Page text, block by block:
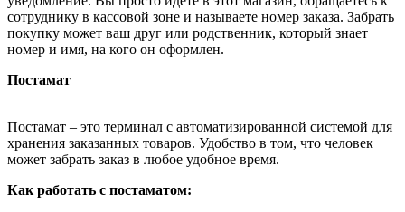
сотруднику в кассовой зоне и называете номер заказа. Забрать
покупку может ваш друг или родственник, который знает
номер и имя, на кого он оформлен.
Постамат
Постамат – это терминал с автоматизированной системой для
хранения заказанных товаров. Удобство в том, что человек
может забрать заказ в любое удобное время.
Как работать с постаматом: